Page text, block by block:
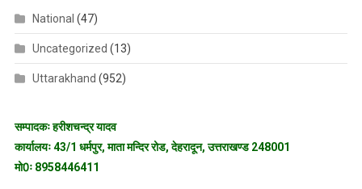
National (47)
Uncategorized (13)
Uttarakhand (952)
सम्पादकः हरीशचन्द्र यादव
कार्यालयः 43/1 धर्मपुर, माता मन्दिर रोड, देहरादून, उत्तराखण्ड 248001
मो0ः 8958446411